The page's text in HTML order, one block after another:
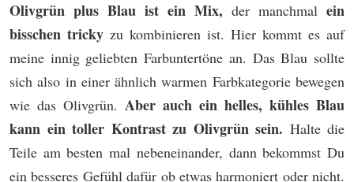
Olivgrün plus Blau ist ein Mix, der manchmal ein
bisschen tricky zu kombinieren ist. Hier kommt es auf
meine innig geliebten Farbuntertöne an. Das Blau sollte
sich also in einer ähnlich warmen Farbkategorie bewegen
wie das Olivgrün. Aber auch ein helles, kühles Blau
kann ein toller Kontrast zu Olivgrün sein. Halte die
Teile am besten mal nebeneinander, dann bekommst Du
ein besseres Gefühl dafür ob etwas harmoniert oder nicht.